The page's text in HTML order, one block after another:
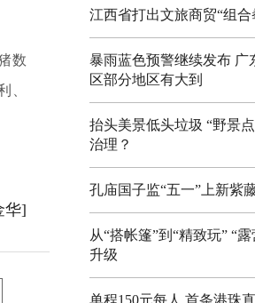
数
、
华]
江西省打出文旅商贸“组合
暴雨蓝色预警继续发布 广
区部分地区有大到
抬头美景低头垃圾 “野景
治理？
孔庙国子监“五一”上新紫
从“搭帐篷”到“精致玩” “
升级
单程150元每人 首条港珠